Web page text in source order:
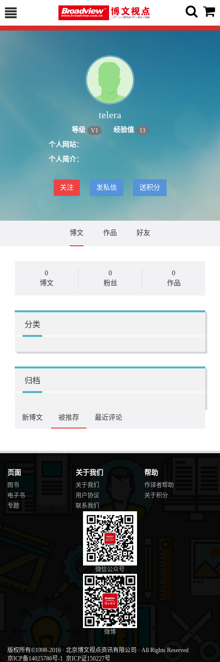
telera
等级 V1 经验值 13
个人网站：
个人简介：
关注 发私信 送积分
博文 作品 好友
0
博文
0
粉丝
0
作品
分类
归档
新博文 被推荐 最近评论
页面
图书
电子书
专题
关于我们
关于我们
用户协议
联系我们
帮助
作译者帮助
关于积分
微信公众号
微博
版权所有©1998-2016 · 北京博文视点资讯有限公司 · All Rights Reserved
京ICP备14025786号-1 京ICP证150227号